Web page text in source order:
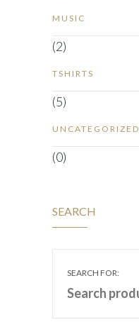
MUSIC
(2)
TSHIRTS
(5)
UNCATEGORIZED
(0)
SEARCH
SEARCH FOR: